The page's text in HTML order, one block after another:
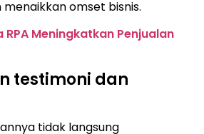
omset bisnis.
RPA Meningkatkan Penjualan
testimoni dan
tidak langsung